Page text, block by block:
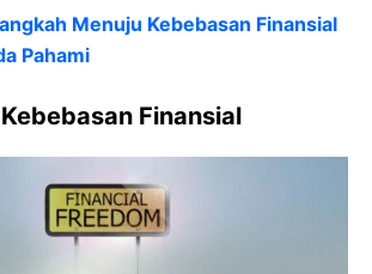
Menuju Kebebasan Finansial
Pahami
Finansial